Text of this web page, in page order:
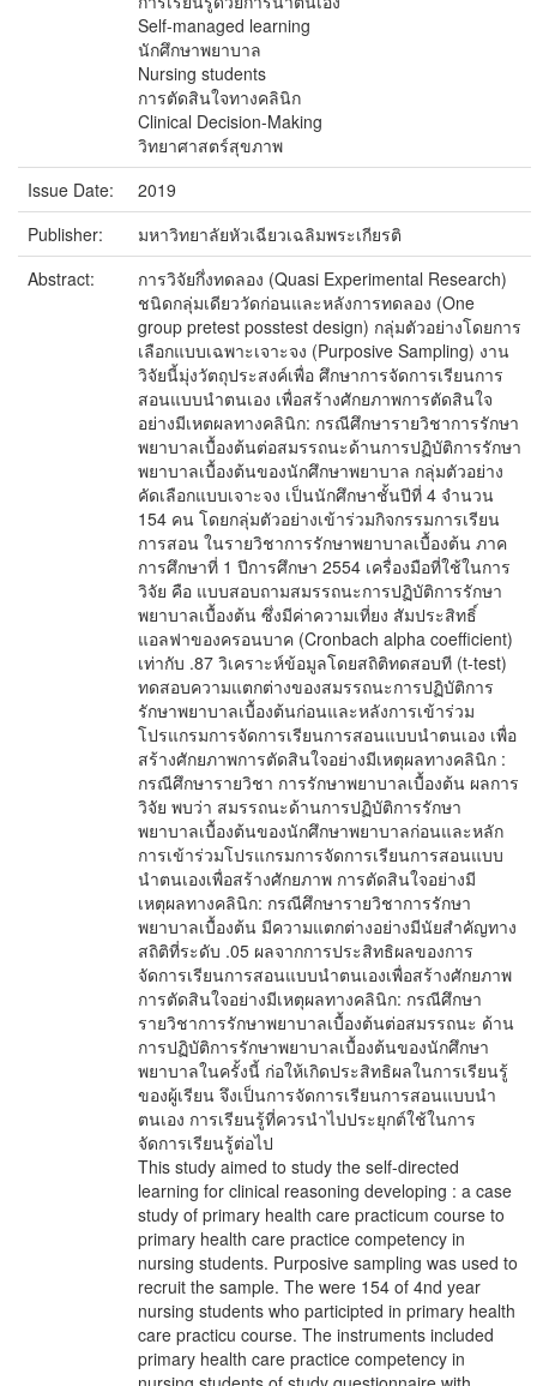
Self-managed learning
นักศึกษาพยาบาล
Nursing students
การตัดสินใจทางคลินิก
Clinical Decision-Making
วิทยาศาสตร์สุขภาพ
Issue Date:
2019
Publisher:
มหาวิทยาลัยหัวเฉียวเฉลิมพระเกียรติ
Abstract:
การวิจัยกึ่งทดลอง (Quasi Experimental Research)
ชนิดกลุ่มเดียววัดก่อนและหลังการทดลอง (One
group pretest posstest design) กลุ่มตัวอย่างโดยการ
เลือกแบบเฉพาะเจาะจง (Purposive Sampling) งาน
วิจัยนี้มุ่งวัตถุประสงค์เพื่อ ศึกษาการจัดการเรียนการ
สอนแบบนำตนเอง เพื่อสร้างศักยภาพการตัดสินใจ
อย่างมีเหตผลทางคลินิก: กรณีศึกษารายวิชาการรักษา
พยาบาลเบื้องต้นต่อสมรรถนะด้านการปฏิบัติการรักษา
พยาบาลเบื้องต้นของนักศึกษาพยาบาล กลุ่มตัวอย่าง
คัดเลือกแบบเจาะจง เป็นนักศึกษาชั้นปีที่ 4 จำนวน
154 คน โดยกลุ่มตัวอย่างเข้าร่วมกิจกรรมการเรียน
การสอน ในรายวิชาการรักษาพยาบาลเบื้องต้น ภาค
การศึกษาที่ 1 ปีการศึกษา 2554 เครื่องมือที่ใช้ในการ
วิจัย คือ แบบสอบถามสมรรถนะการปฏิบัติการรักษา
พยาบาลเบื้องต้น ซึ่งมีค่าความเที่ยง สัมประสิทธิ์
แอลฟาของครอนบาค (Cronbach alpha coefficient)
เท่ากับ .87 วิเคราะห์ข้อมูลโดยสถิติทดสอบที (t-test)
ทดสอบความแตกต่างของสมรรถนะการปฏิบัติการ
รักษาพยาบาลเบื้องต้นก่อนและหลังการเข้าร่วม
โปรแกรมการจัดการเรียนการสอนแบบนำตนเอง เพื่อ
สร้างศักยภาพการตัดสินใจอย่างมีเหตุผลทางคลินิก :
กรณีศึกษารายวิชา การรักษาพยาบาลเบื้องต้น ผลการ
วิจัย พบว่า สมรรถนะด้านการปฏิบัติการรักษา
พยาบาลเบื้องต้นของนักศึกษาพยาบาลก่อนและหลัก
การเข้าร่วมโปรแกรมการจัดการเรียนการสอนแบบ
นำตนเองเพื่อสร้างศักยภาพ การตัดสินใจอย่างมี
เหตุผลทางคลินิก: กรณีศึกษารายวิชาการรักษา
พยาบาลเบื้องต้น มีความแตกต่างอย่างมีนัยสำคัญทาง
สถิติที่ระดับ .05 ผลจากการประสิทธิผลของการ
จัดการเรียนการสอนแบบนำตนเองเพื่อสร้างศักยภาพ
การตัดสินใจอย่างมีเหตุผลทางคลินิก: กรณีศึกษา
รายวิชาการรักษาพยาบาลเบื้องต้นต่อสมรรถนะ ด้าน
การปฏิบัติการรักษาพยาบาลเบื้องต้นของนักศึกษา
พยาบาลในครั้งนี้ ก่อให้เกิดประสิทธิผลในการเรียนรู้
ของผู้เรียน จึงเป็นการจัดการเรียนการสอนแบบนำ
ตนเอง การเรียนรู้ที่ควรนำไปประยุกต์ใช้ในการ
จัดการเรียนรู้ต่อไป
This study aimed to study the self-directed
learning for clinical reasoning developing : a case
study of primary health care practicum course to
primary health care practice competency in
nursing students. Purposive sampling was used to
recruit the sample. The were 154 of 4nd year
nursing students who participted in primary health
care practicu course. The instruments included
primary health care practice competency in